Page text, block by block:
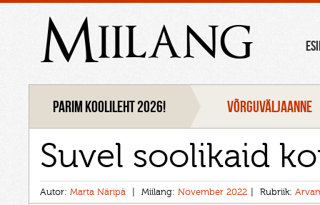
Miilang
Parim koolileht 2026! VÕRGUVÄLJAANNE
Suvel soolikaid
Autor: Marta Näripä Miilang: November 2022 Rubriik: